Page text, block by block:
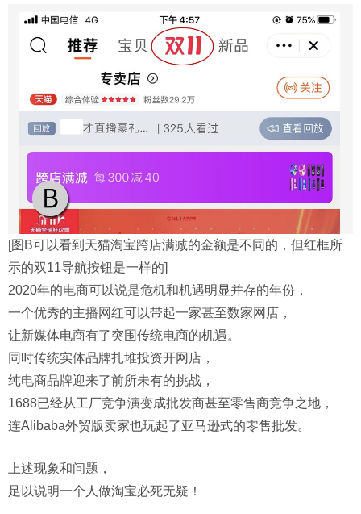
[图B可以看到天猫淘宝跨店满减的金额是不同的，但红框所
示的双11导航按钮是一样的]
2020年的电商可以说是危机和机遇明显并存的年份，
一个优秀的主播网红可以带起一家甚至数家网店，
让新媒体电商有了突围传统电商的机遇。
同时传统实体品牌扎堆投资开网店，
纯电商品牌迎来了前所未有的挑战，
1688已经从工厂竞争演变成批发商甚至零售商竞争之地，
连Alibaba外贸版卖家也玩起了亚马逊式的零售批发。
上述现象和问题，
足以说明一个人做淘宝必死无疑！